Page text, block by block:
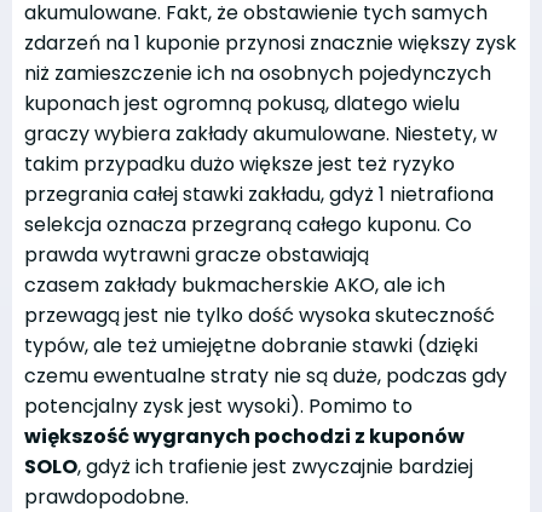
akumulowane. Fakt, że obstawienie tych samych
zdarzeń na 1 kuponie przynosi znacznie większy zysk
niż zamieszczenie ich na osobnych pojedynczych
kuponach jest ogromną pokusą, dlatego wielu
graczy wybiera zakłady akumulowane. Niestety, w
takim przypadku dużo większe jest też ryzyko
przegrania całej stawki zakładu, gdyż 1 nietrafiona
selekcja oznacza przegraną całego kuponu. Co
prawda wytrawni gracze obstawiają
czasem zakłady bukmacherskie AKO, ale ich
przewagą jest nie tylko dość wysoka skuteczność
typów, ale też umiejętne dobranie stawki (dzięki
czemu ewentualne straty nie są duże, podczas gdy
potencjalny zysk jest wysoki). Pomimo to
większość wygranych pochodzi z kuponów
SOLO, gdyż ich trafienie jest zwyczajnie bardziej
prawdopodobne.